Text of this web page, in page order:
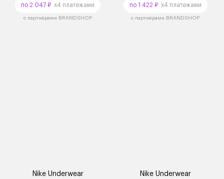
по 2 047 ₽ x4 платежами
с партнёрами BRANDSHOP
по 1 422 ₽x4 платежами
с партнёрами BRANDSHOP
Nike Underwear Nike Underwear